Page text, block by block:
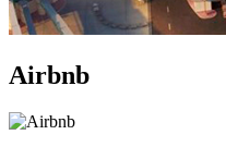
Airbnb